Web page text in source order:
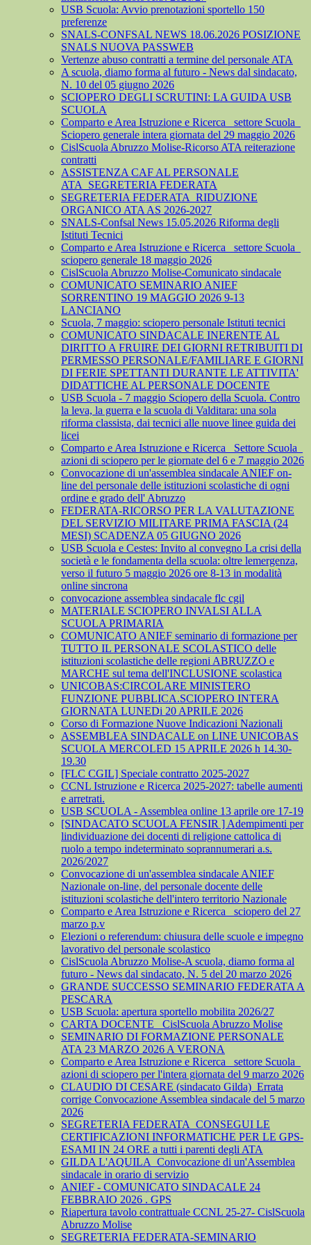
USB Scuola: Avvio prenotazioni sportello 150
preferenze
SNALS-CONFSAL NEWS 18.06.2026 POSIZIONE
SNALS NUOVA PASSWEB
Vertenze abuso contratti a termine del personale ATA
A scuola, diamo forma al futuro - News dal sindacato,
N. 10 del 05 giugno 2026
SCIOPERO DEGLI SCRUTINI: LA GUIDA USB
SCUOLA
Comparto e Area Istruzione e Ricerca_ settore Scuola_
Sciopero generale intera giornata del 29 maggio 2026
CislScuola Abruzzo Molise-Ricorso ATA reiterazione
contratti
ASSISTENZA CAF AL PERSONALE
ATA_SEGRETERIA FEDERATA
SEGRETERIA FEDERATA_RIDUZIONE
ORGANICO ATA AS 2026-2027
SNALS-Confsal News 15.05.2026 Riforma degli
Istituti Tecnici
Comparto e Area Istruzione e Ricerca_ settore Scuola_
sciopero generale 18 maggio 2026
CislScuola Abruzzo Molise-Comunicato sindacale
COMUNICATO SEMINARIO ANIEF
SORRENTINO 19 MAGGIO 2026 9-13
LANCIANO
Scuola, 7 maggio: sciopero personale Istituti tecnici
COMUNICATO SINDACALE INERENTE AL
DIRITTO A FRUIRE DEI GIORNI RETRIBUITI DI
PERMESSO PERSONALE/FAMILIARE E GIORNI
DI FERIE SPETTANTI DURANTE LE ATTIVITA'
DIDATTICHE AL PERSONALE DOCENTE
USB Scuola - 7 maggio Sciopero della Scuola. Contro
la leva, la guerra e la scuola di Valditara: una sola
riforma classista, dai tecnici alle nuove linee guida dei
licei
Comparto e Area Istruzione e Ricerca_ Settore Scuola_
azioni di sciopero per le giornate del 6 e 7 maggio 2026
Convocazione di un'assemblea sindacale ANIEF on-
line del personale delle istituzioni scolastiche di ogni
ordine e grado dell' Abruzzo
FEDERATA-RICORSO PER LA VALUTAZIONE
DEL SERVIZIO MILITARE PRIMA FASCIA (24
MESI) SCADENZA 05 GIUGNO 2026
USB Scuola e Cestes: Invito al convegno La crisi della
società e le fondamenta della scuola: oltre lemergenza,
verso il futuro 5 maggio 2026 ore 8-13 in modalità
online sincrona
convocazione assemblea sindacale flc cgil
MATERIALE SCIOPERO INVALSI ALLA
SCUOLA PRIMARIA
COMUNICATO ANIEF seminario di formazione per
TUTTO IL PERSONALE SCOLASTICO delle
istituzioni scolastiche delle regioni ABRUZZO e
MARCHE sul tema dell'INCLUSIONE scolastica
UNICOBAS:CIRCOLARE MINISTERO
FUNZIONE PUBBLICA.SCIOPERO INTERA
GIORNATA LUNEDi 20 APRILE 2026
Corso di Formazione Nuove Indicazioni Nazionali
ASSEMBLEA SINDACALE on LINE UNICOBAS
SCUOLA MERCOLED 15 APRILE 2026 h 14.30-
19.30
[FLC CGIL] Speciale contratto 2025-2027
CCNL Istruzione e Ricerca 2025-2027: tabelle aumenti
e arretrati.
USB SCUOLA - Assemblea online 13 aprile ore 17-19
[SINDACATO SCUOLA FENSIR ] Adempimenti per
lindividuazione dei docenti di religione cattolica di
ruolo a tempo indeterminato soprannumerari a.s.
2026/2027
Convocazione di un'assemblea sindacale ANIEF
Nazionale on-line, del personale docente delle
istituzioni scolastiche dell'intero territorio Nazionale
Comparto e Area Istruzione e Ricerca_ sciopero del 27
marzo p.v
Elezioni o referendum: chiusura delle scuole e impegno
lavorativo del personale scolastico
CislScuola Abruzzo Molise-A scuola, diamo forma al
futuro - News dal sindacato, N. 5 del 20 marzo 2026
GRANDE SUCCESSO SEMINARIO FEDERATA A
PESCARA
USB Scuola: apertura sportello mobilita 2026/27
CARTA DOCENTE_ CislScuola Abruzzo Molise
SEMINARIO DI FORMAZIONE PERSONALE
ATA 23 MARZO 2026 A VERONA
Comparto e Area Istruzione e Ricerca_ settore Scuola_
azioni di sciopero per l'intera giornata del 9 marzo 2026
CLAUDIO DI CESARE (sindacato Gilda)_Errata
corrige Convocazione Assemblea sindacale del 5 marzo
2026
SEGRETERIA FEDERATA_CONSEGUI LE
CERTIFICAZIONI INFORMATICHE PER LE GPS-
ESAMI IN 24 ORE a tutti i parenti degli ATA
GILDA L'AQUILA_Convocazione di un'Assemblea
sindacale in orario di servizio
ANIEF - COMUNICATO SINDACALE 24
FEBBRAIO 2026 . GPS
Riapertura tavolo contrattuale CCNL 25-27- CislScuola
Abruzzo Molise
SEGRETERIA FEDERATA-SEMINARIO